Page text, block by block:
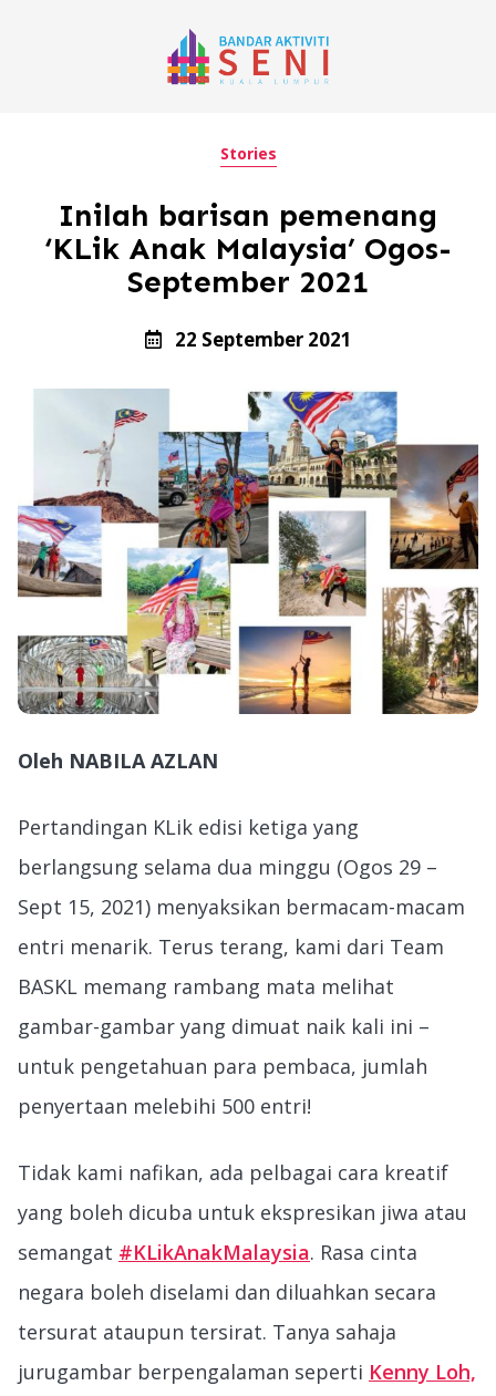
Stories
Inilah barisan pemenang
‘KLik Anak Malaysia’ Ogos-
September 2021
22 September 2021
Oleh NABILA AZLAN
Pertandingan KLik edisi ketiga yang
berlangsung selama dua minggu (Ogos 29 –
Sept 15, 2021) menyaksikan bermacam-macam
entri menarik. Terus terang, kami dari Team
BASKL memang rambang mata melihat
gambar-gambar yang dimuat naik kali ini –
untuk pengetahuan para pembaca, jumlah
penyertaan melebihi 500 entri!
Tidak kami nafikan, ada pelbagai cara kreatif
yang boleh dicuba untuk ekspresikan jiwa atau
semangat #KLikAnakMalaysia. Rasa cinta
negara boleh diselami dan diluahkan secara
tersurat ataupun tersirat. Tanya sahaja
jurugambar berpengalaman seperti Kenny Loh,